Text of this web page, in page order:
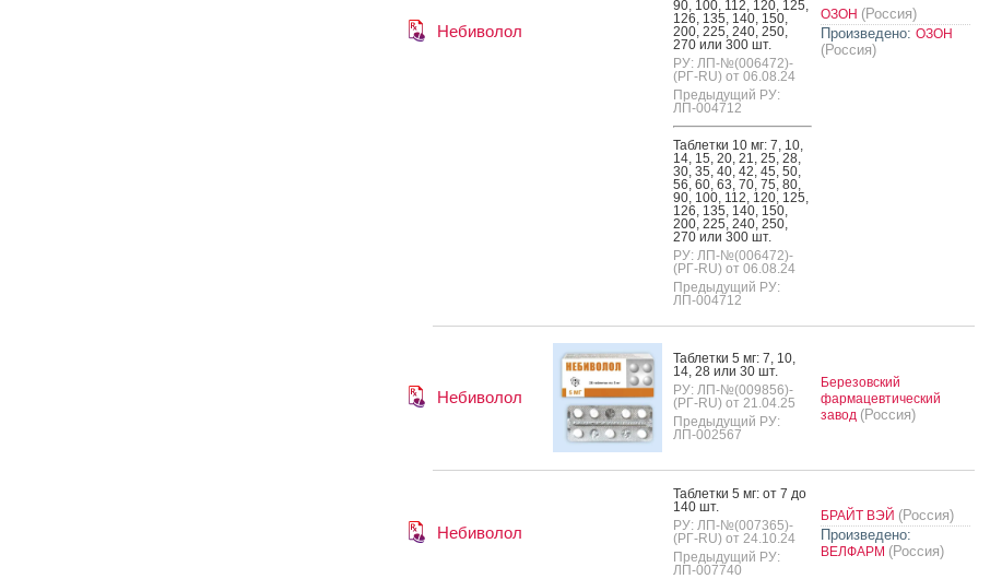
Небиволол
90, 100, 112, 120, 125,
126, 135, 140, 150,
200, 225, 240, 250,
270 или 300 шт.
РУ: ЛП-№(006472)-
(РГ-RU) от 06.08.24
Предыдущий РУ:
ЛП-004712
Таб­летки 10 мг: 7, 10,
14, 15, 20, 21, 25, 28,
30, 35, 40, 42, 45, 50,
56, 60, 63, 70, 75, 80,
90, 100, 112, 120, 125,
126, 135, 140, 150,
200, 225, 240, 250,
270 или 300 шт.
РУ: ЛП-№(006472)-
(РГ-RU) от 06.08.24
Предыдущий РУ:
ЛП-004712
ОЗОН (Россия)
Произведено: ОЗОН
(Россия)
Небиволол
Таб­летки 5 мг: 7, 10,
14, 28 или 30 шт.
РУ: ЛП-№(009856)-
(РГ-RU) от 21.04.25
Предыдущий РУ:
ЛП-002567
Березовский
фармацевтический
завод (Россия)
Небиволол
Таб­летки 5 мг: от 7 до
140 шт.
РУ: ЛП-№(007365)-
(РГ-RU) от 24.10.24
Предыдущий РУ:
ЛП-007740
БРАЙТ ВЭЙ (Россия)
Произведено:
ВЕЛФАРМ (Россия)